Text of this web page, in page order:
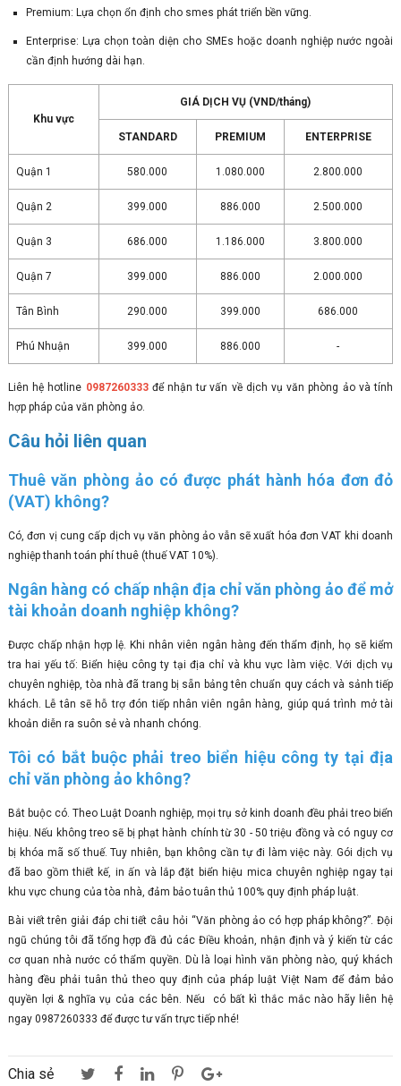
Premium: Lựa chọn ổn định cho smes phát triển bền vững.
Enterprise: Lựa chọn toàn diện cho SMEs hoặc doanh nghiệp nước ngoài
cần định hướng dài hạn.
Khu vực
GIÁ DỊCH VỤ (VND/tháng)
STANDARD PREMIUM ENTERPRISE
Quận 1 580.000 1.080.000 2.800.000
Quận 2 399.000 886.000 2.500.000
Quận 3 686.000 1.186.000 3.800.000
Quận 7 399.000 886.000 2.000.000
Tân Bình 290.000 399.000 686.000
Phú Nhuận 399.000 886.000 -
Liên hệ hotline 0987260333để nhận tư vấn về dịch vụ văn phòng ảo và tính
hợp pháp của văn phòng ảo.
Câu hỏi liên quan
Thuê văn phòng ảo có được phát hành hóa đơn đỏ
(VAT) không?
Có, đơn vị cung cấp dịch vụ văn phòng ảo vẫn sẽ xuất hóa đơn VAT khi doanh
nghiệp thanh toán phí thuê (thuế VAT 10%).
Ngân hàng có chấp nhận địa chỉ văn phòng ảo để mở
tài khoản doanh nghiệp không?
Được chấp nhận hợp lệ. Khi nhân viên ngân hàng đến thẩm định, họ sẽ kiểm
tra hai yếu tố: Biển hiệu công ty tại địa chỉ và khu vực làm việc. Với dịch vụ
chuyên nghiệp, tòa nhà đã trang bị sẵn bảng tên chuẩn quy cách và sảnh tiếp
khách. Lễ tân sẽ hỗ trợ đón tiếp nhân viên ngân hàng, giúp quá trình mở tài
khoản diễn ra suôn sẻ và nhanh chóng.
Tôi có bắt buộc phải treo biển hiệu công ty tại địa
chỉ văn phòng ảo không?
Bắt buộc có. Theo Luật Doanh nghiệp, mọi trụ sở kinh doanh đều phải treo biển
hiệu. Nếu không treo sẽ bị phạt hành chính từ 30 - 50 triệu đồng và có nguy cơ
bị khóa mã số thuế. Tuy nhiên, bạn không cần tự đi làm việc này. Gói dịch vụ
đã bao gồm thiết kế, in ấn và lắp đặt biển hiệu mica chuyên nghiệp ngay tại
khu vực chung của tòa nhà, đảm bảo tuân thủ 100% quy định pháp luật.
Bài viết trên giải đáp chi tiết câu hỏi “Văn phòng ảo có hợp pháp không?”. Đội
ngũ chúng tôi đã tổng hợp đầ đủ các Điều khoản, nhận định và ý kiến từ các
cơ quan nhà nước có thẩm quyền. Dù là loại hình văn phòng nào, quý khách
hàng đều phải tuân thủ theo quy định của pháp luật Việt Nam để đảm bảo
quyền lợi & nghĩa vụ của các bên. Nếu có bất kì thắc mắc nào hãy liên hệ
ngay 0987260333 để được tư vấn trực tiếp nhé!
Chia sẻ